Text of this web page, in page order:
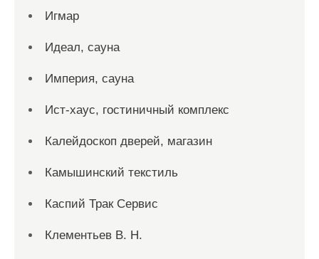
Игмар
Идеал, сауна
Империя, сауна
Ист-хаус, гостиничный комплекс
Калейдоскоп дверей, магазин
Камышинский текстиль
Каспий Трак Сервис
Клементьев В. Н.